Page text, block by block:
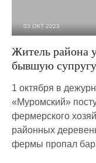
03 ОКТ 2023
Житель района
бывшую супругу
1 октября в
«Муромский»
фермерского
районных
фермы пропал